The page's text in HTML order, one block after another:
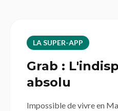
LA SUPER-APP
Grab :
absolu
Impossible de vivre en